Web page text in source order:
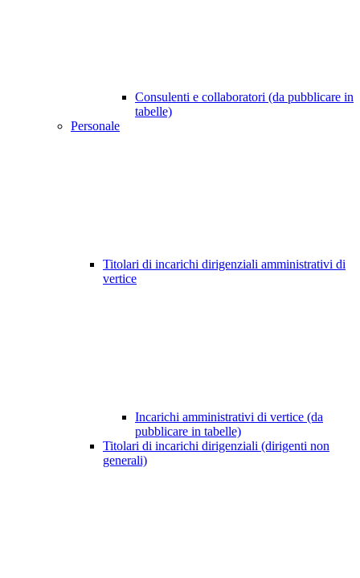
Consulenti e collaboratori (da pubblicare in
tabelle)
Personale
Titolari di incarichi dirigenziali amministrativi di
vertice
Incarichi amministrativi di vertice (da
pubblicare in tabelle)
Titolari di incarichi dirigenziali (dirigenti non
generali)